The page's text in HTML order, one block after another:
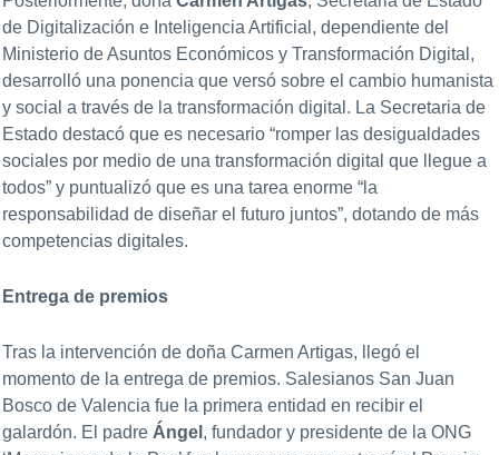
de Digitalización e Inteligencia Artificial, dependiente del
Ministerio de Asuntos Económicos y Transformación Digital,
desarrolló una ponencia que versó sobre el cambio humanista
y social a través de la transformación digital. La Secretaria de
Estado destacó que es necesario “romper las desigualdades
sociales por medio de una transformación digital que llegue a
todos” y puntualizó que es una tarea enorme “la
responsabilidad de diseñar el futuro juntos”, dotando de más
competencias digitales.
Entrega de premios
Tras la intervención de doña Carmen Artigas, llegó el
momento de la entrega de premios. Salesianos San Juan
Bosco de Valencia fue la primera entidad en recibir el
galardón. El padre Ángel , fundador y presidente de la ONG